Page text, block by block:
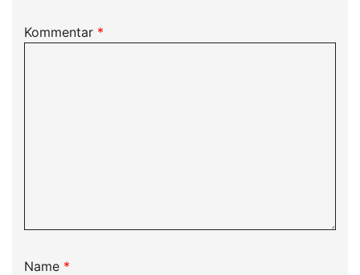
Kommentar *
Name *